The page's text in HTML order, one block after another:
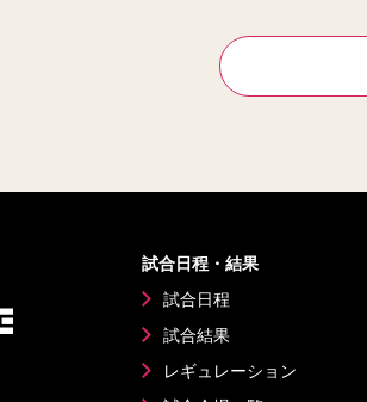
試合日程・結果
試合日程
試合結果
レギュレーション